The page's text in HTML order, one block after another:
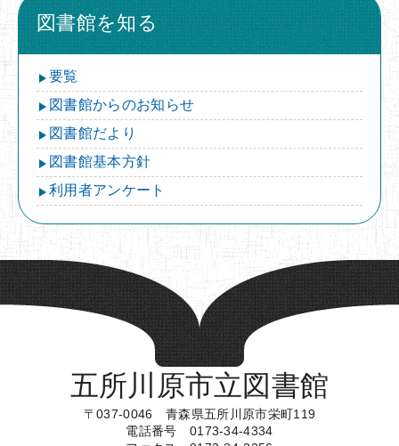
図書館を知る
要覧
図書館からのお知らせ
図書館だより
図書館基本方針
利用者アンケート
五所川原市立図書館
〒037-0046 青森県五所川原市栄町119
電話番号 0173-34-4334